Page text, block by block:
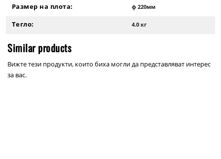
Размер на плота: ф 220мм
Тегло: 4.0 кг
Similar products
Вижте тези продукти, които биха могли да представляват интерес
за вас.